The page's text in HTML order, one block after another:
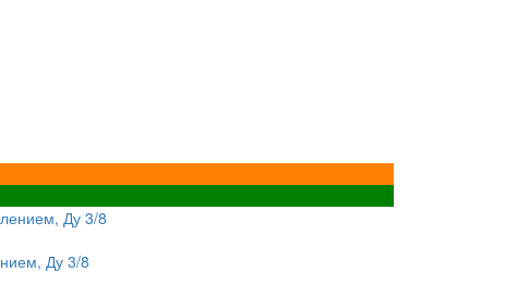
Ду 3/8